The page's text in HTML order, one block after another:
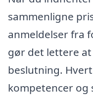
sammenligne
anmeldelser fra
gør det lettere
beslutning.
kompetencer og